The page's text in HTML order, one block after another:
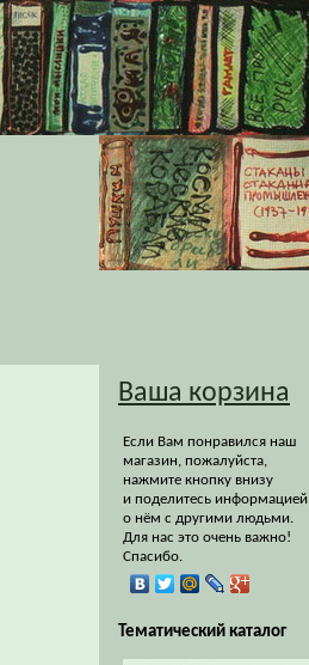
Ваша корзина
Если Вам понравился наш
магазин, пожалуйста,
нажмите кнопку внизу
и поделитесь информацией
о нём с другими людьми.
Для нас это очень важно!
Спасибо.
Тематический каталог